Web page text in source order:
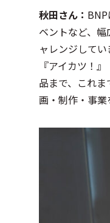
秋田さん：
ベントなど、
ャレンジしてい
『アイカツ！
品まで、これ
画・制作・事業